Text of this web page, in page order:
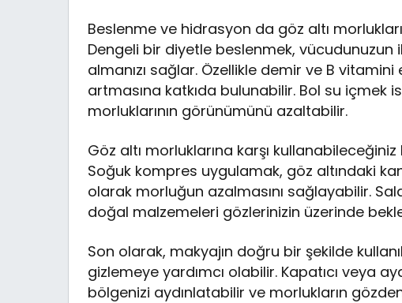
Beslenme ve hidrasyon da göz altı
Dengeli bir diyetle beslenmek,
almanızı sağlar. Özellikle demir ve B vitamini
artmasına katkıda bulunabilir. Bol su içmek
morluklarının görünümünü azaltabilir.
Göz altı morluklarına karşı
Soğuk kompres uygulamak, göz altındaki
olarak morluğun azalmasını sağlayabilir.
doğal malzemeleri gözlerinizin üzerinde
Son olarak, makyajın doğru bir şekilde
gizlemeye yardımcı olabilir. Kapatıcı veya
bölgenizi aydınlatabilir ve morlukların